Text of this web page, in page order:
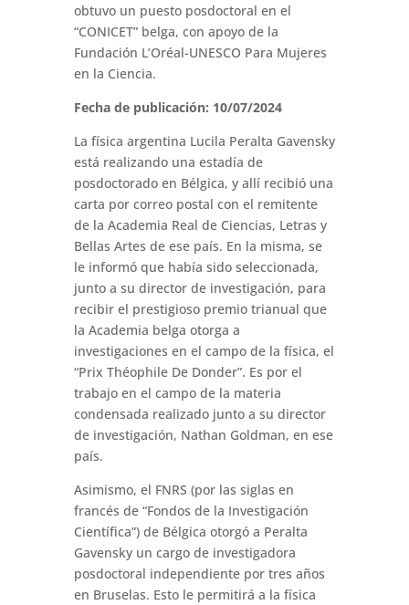
obtuvo un puesto posdoctoral en el
“CONICET” belga, con apoyo de la
Fundación L’Oréal-UNESCO Para Mujeres
en la Ciencia.
Fecha de publicación: 10/07/2024
La física argentina Lucila Peralta Gavensky
está realizando una estadía de
posdoctorado en Bélgica, y allí recibió una
carta por correo postal con el remitente
de la Academia Real de Ciencias, Letras y
Bellas Artes de ese país. En la misma, se
le informó que había sido seleccionada,
junto a su director de investigación, para
recibir el prestigioso premio trianual que
la Academia belga otorga a
investigaciones en el campo de la física, el
“Prix Théophile De Donder”. Es por el
trabajo en el campo de la materia
condensada realizado junto a su director
de investigación, Nathan Goldman, en ese
país.
Asimismo, el FNRS (por las siglas en
francés de “Fondos de la Investigación
Científica”) de Bélgica otorgó a Peralta
Gavensky un cargo de investigadora
posdoctoral independiente por tres años
en Bruselas. Esto le permitirá a la física